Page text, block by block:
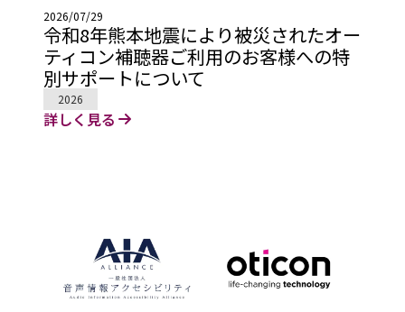
2026/07/29
令和8年熊本地震により被災されたオー
ティコン補聴器ご利用のお客様への特
別サポートについて
2026
詳しく見る